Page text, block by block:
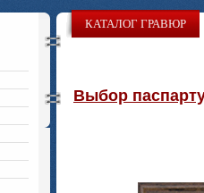
КАТАЛОГ ГРАВЮР
Выбор